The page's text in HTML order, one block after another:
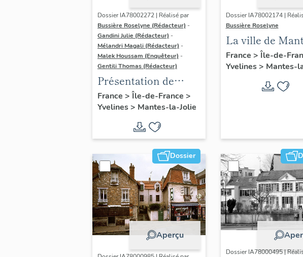
Dossier IA78002272 | Réalisé par
Bussière Roselyne (Rédacteur) -
Gandini Julie (Rédacteur) -
Mélandri Magali (Rédacteur) -
Malek Houssam (Enquêteur) -
Gentili Thomas (Rédacteur)
Présentation de
l'étude
France > Île-de-France >
Yvelines> Mantes-la-Jolie
Dossier IA78002174 |
Bussière Roselyne
La ville de
Jolie
France > Île-de-
Yvelines> Mantes-
Dossier
Aperçu
Dossier IA78000495 |